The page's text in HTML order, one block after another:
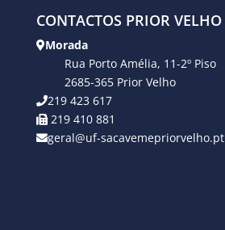
CONTACTOS PRIOR VELHO
Morada
Rua Porto Amélia, 11-2º Piso
2685-365 Prior Velho
219 423 617
219 410 881
geral@uf-sacavemepriorvelho.pt